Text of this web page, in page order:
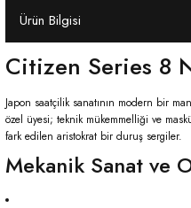
Ürün Bilgisi
Citizen Series 8
Japon saatçilik sanatının modern bir
özel üyesi; teknik mükemmelliği ve
fark edilen aristokrat bir duruş sergiler.
Mekanik Sanat ve